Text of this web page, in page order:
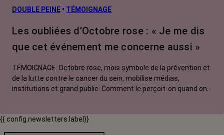
DOUBLE PEINE • TÉMOIGNAGE
Les oubliées d’Octobre rose : « Je me dis
que cet événement me concerne aussi »
TÉMOIGNAGE. Octobre rose, mois symbole de la prévention et
de la lutte contre le cancer du sein, mobilise médias,
institutions et grand public. Comment le perçoit-on quand on
l'opération qui bénéficie selon à elle à toutes les personnes
malades.
{{ config.newsletters.label}}